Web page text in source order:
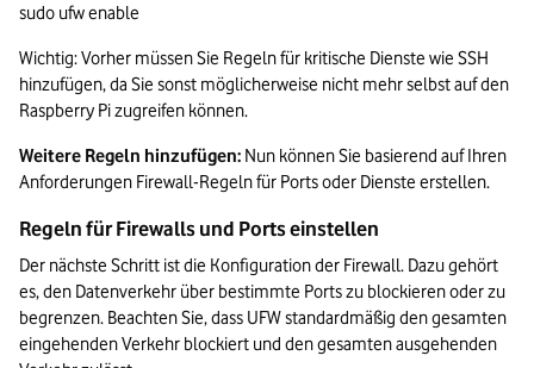
sudo ufw enable
Wichtig: Vorher müssen Sie Regeln für kritische Dienste wie SSH
hinzufügen, da Sie sonst möglicherweise nicht mehr selbst auf den
Raspberry Pi zugreifen können.
Weitere Regeln hinzufügen: Nun können Sie basierend auf Ihren
Anforderungen Firewall-Regeln für Ports oder Dienste erstellen.
Regeln für Firewalls und Ports einstellen
Der nächste Schritt ist die Konfiguration der Firewall. Dazu gehört
es, den Datenverkehr über bestimmte Ports zu blockieren oder zu
begrenzen. Beachten Sie, dass UFW standardmäßig den gesamten
eingehenden Verkehr blockiert und den gesamten ausgehenden